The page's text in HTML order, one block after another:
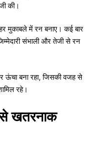
की।
मुकाबले में रन बनाए। कई बार
संभाली और तेजी से रन
ऊंचा बना रहा, जिसकी वजह से
रहे।
खतरनाक